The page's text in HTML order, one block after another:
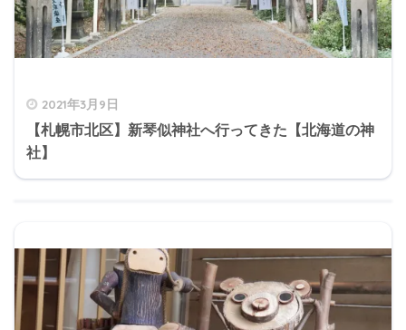
2021年3月9日
【札幌市北区】新琴似神社へ行ってきた【北海道の神
社】